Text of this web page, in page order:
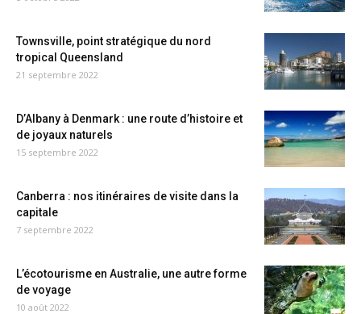
Townsville, point stratégique du nord
tropical Queensland
21 septembre 2022
D’Albany à Denmark : une route d’histoire et
de joyaux naturels
15 septembre 2022
Canberra : nos itinéraires de visite dans la
capitale
7 septembre 2022
L’écotourisme en Australie, une autre forme
de voyage
10 août 2022